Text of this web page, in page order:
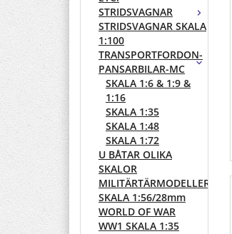
STRIDSVAGNAR
STRIDSVAGNAR SKALA
1:100
TRANSPORTFORDON-
PANSARBILAR-MC
SKALA 1:6 & 1:9 &
1:16
SKALA 1:35
SKALA 1:48
SKALA 1:72
U BÅTAR OLIKA
SKALOR
MILITÄRTÄRMODELLER
SKALA 1:56/28mm
WORLD OF WAR
WW1 SKALA 1:35